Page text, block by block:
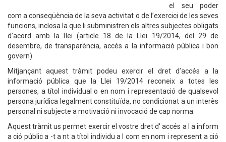
el seu poder
com a conseqüència de la seva activitat o de l’exercici de les seves
funcions, inclosa la que li subministren els altres subjectes obligats
d’acord amb la llei (article 18 de la Llei 19/2014, del 29 de
desembre, de transparència, accés a la informació pública i bon
govern).
Mitjançant aquest tràmit podeu exercir el dret d’accés a la
informació pública que la Llei 19/2014 reconeix a totes les
persones, a títol individual o en nom i representació de qualsevol
persona jurídica legalment constituïda, no condicionat a un interès
personal ni subjecte a motivació ni invocació de cap norma.
Aquest tràmit us permet exercir el vostredretd'accés a a inform
a ció pública -ta nt a títol individu a l com en nom i represent a ció